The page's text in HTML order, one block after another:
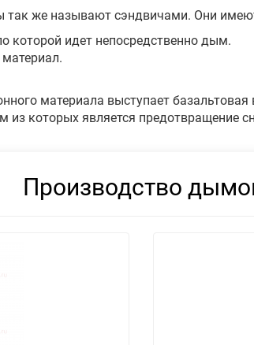
так же называют сэндвичами. Они
которой идет непосредственно дым.
материала выступает
которых является предотвращение
Производство